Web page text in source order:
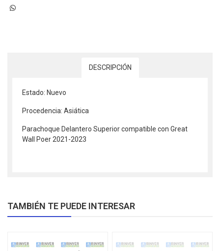
DESCRIPCIÓN
Estado: Nuevo
Procedencia: Asiática
Parachoque Delantero Superior compatible con Great
Wall Poer 2021-2023
TAMBIÉN TE PUEDE INTERESAR